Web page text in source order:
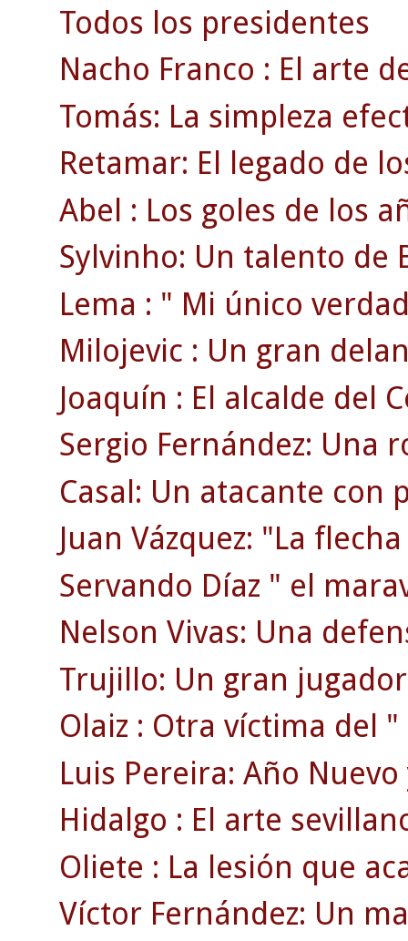
Todos los presidentes
Nacho Franco : El arte
Tomás: La simpleza
Retamar: El legado de
Abel : Los goles de los
Sylvinho: Un talento de
Lema : " Mi único
Milojevic : Un gran
Joaquín : El alcalde del
Sergio Fernández: Una
Casal: Un atacante con
Juan Vázquez: "La
Servando Díaz " el
Nelson Vivas: Una
Trujillo: Un gran
Olaiz : Otra víctima del
Luis Pereira: Año
Hidalgo : El arte
Oliete : La lesión que
Víctor Fernández: Un